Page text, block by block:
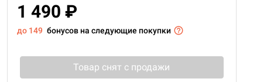
1 490 ₽
до 149 бонусов на следующие покупки
Товар снят с продажи